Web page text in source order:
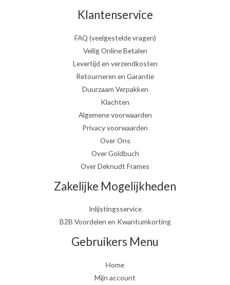
Klantenservice
FAQ (veelgestelde vragen)
Veilig Online Betalen
Levertijd en verzendkosten
Retourneren en Garantie
Duurzaam Verpakken
Klachten
Algemene voorwaarden
Privacy voorwaarden
Over Ons
Over Goldbuch
Over Deknudt Frames
Zakelijke Mogelijkheden
Inlijstingsservice
B2B Voordelen en Kwantumkorting
Gebruikers Menu
Home
Mijn account